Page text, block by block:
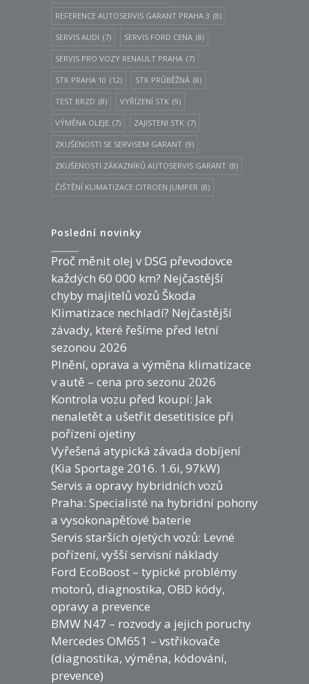
REFERENCE AUTOSERVIS GARANT PRAHA 3 (8)
SERVIS AUDI (7) SERVIS FORD CENA (8)
SERVIS PRO VOZY RENAULT PRAHA (7)
STK PRAHA 10 (12) STK PRŮBĚŽNÁ (8)
TEST BRZD (8) VYŘÍZENÍ STK (9)
VÝMĚNA OLEJE (7) ZAJISTENI STK (7)
ZKUŠENOSTI SE SERVISEM GARANT (9)
ZKUŠENOSTI ZÁKAZNÍKŮ AUTOSERVIS GARANT (8)
ČIŠTĚNÍ KLIMATIZACE CITROEN JUMPER (8)
Poslední novinky
Proč měnit olej v DSG převodovce
každých 60 000 km? Nejčastější
chyby majitelů vozů Škoda
Klimatizace nechladí? Nejčastější
závady, které řešíme před letní
sezonou 2026
Plnění, oprava a výměna klimatizace
v autě – cena pro sezonu 2026
Kontrola vozu před koupí: Jak
nenaletět a ušetřit desetitisíce při
pořízení ojetiny
Vyřešená atypická závada dobíjení
(Kia Sportage 2016. 1.6i, 97kW)
Servis a opravy hybridních vozů
Praha: Specialisté na hybridní pohony
a vysokonapěťové baterie
Servis starších ojetých vozů: Levné
pořízení, vyšší servisní náklady
Ford EcoBoost – typické problémy
motorů, diagnostika, OBD kódy,
opravy a prevence
BMW N47 – rozvody a jejich poruchy
Mercedes OM651 – vstřikovače
(diagnostika, výměna, kódování,
prevence)